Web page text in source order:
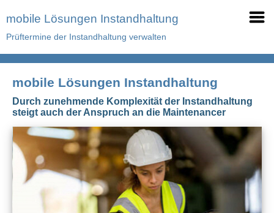
mobile Lösungen Instandhaltung
Prüftermine der Instandhaltung verwalten
mobile Lösungen Instandhaltung
Durch zunehmende Komplexität der Instandhaltung
steigt auch der Anspruch an die Maintenancer